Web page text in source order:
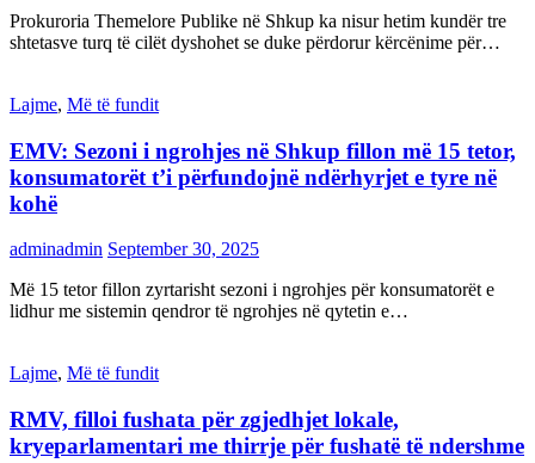
Prokuroria Themelore Publike në Shkup ka nisur hetim kundër tre
shtetasve turq të cilët dyshohet se duke përdorur kërcënime për…
Lajme, Më të fundit
EMV: Sezoni i ngrohjes në Shkup fillon më 15 tetor,
konsumatorët t’i përfundojnë ndërhyrjet e tyre në
kohë
adminadmin September 30, 2025
Më 15 tetor fillon zyrtarisht sezoni i ngrohjes për konsumatorët e
lidhur me sistemin qendror të ngrohjes në qytetin e…
Lajme, Më të fundit
RMV, filloi fushata për zgjedhjet lokale,
kryeparlamentari me thirrje për fushatë të ndershme